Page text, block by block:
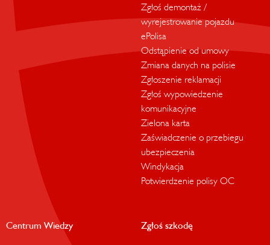
Zgłoś demontaż /
wyrejestrowanie pojazdu
ePolisa
Odstąpienie od umowy
Zmiana danych na polisie
Zgłoszenie reklamacji
Zgłoś wypowiedzenie
komunikacyjne
Zielona karta
Zaświadczenie o przebiegu
ubezpieczenia
Windykacja
Potwierdzenie polisy OC
Centrum Wiedzy Zgłoś szkodę